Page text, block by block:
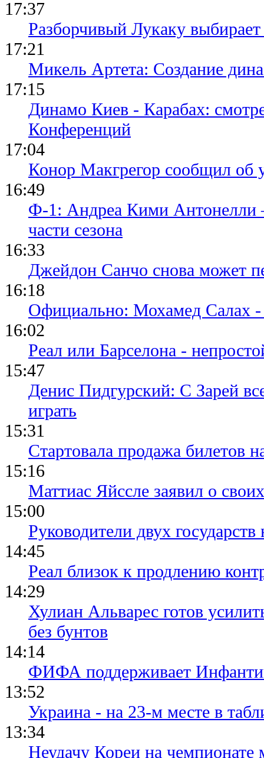
17:37
Разборчивый Лукаку
17:21
Микель Артета: Создание
17:15
Динамо Киев - Карабах:
Конференций
17:04
Конор Макгрегор сообщил об
16:49
Ф-1: Андреа Кими Антонелли
части сезона
16:33
Джейдон Санчо снова может
16:18
Официально: Мохамед Салах -
16:02
Реал или Барселона -
15:47
Денис Пидгурский: С Зарей
играть
15:31
Стартовала продажа билетов
15:16
Маттиас Яйссле заявил о
15:00
Руководители двух
14:45
Реал близок к продлению
14:29
Хулиан Альварес готов
без бунтов
14:14
ФИФА поддерживает
13:52
Украина - на 23-м месте в
13:34
Неудачу Кореи на